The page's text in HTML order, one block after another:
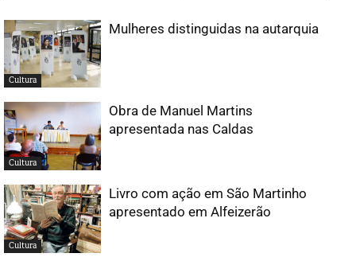
Cultura
Mulheres distinguidas na autarquia
Cultura
Obra de Manuel Martins
apresentada nas Caldas
Cultura
Livro com ação em São Martinho
apresentado em Alfeizerão